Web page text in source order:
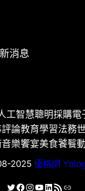
消息
工智慧聰明採購電
論教育學習法務
音樂饗宴美食饕餮
2025 優格網
X Facebook
Instagram
YouTube
LinkedIn
RSS 資訊提供連結